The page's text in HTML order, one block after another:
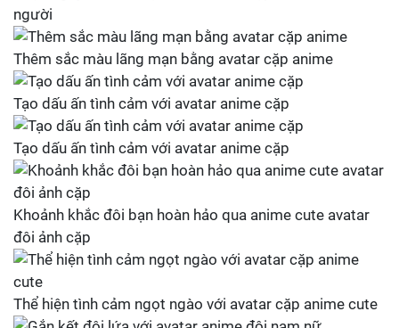
người
Thêm sắc màu lãng mạn bằng avatar cặp anime
Tạo dấu ấn tình cảm với avatar anime cặp
Tạo dấu ấn tình cảm với avatar anime cặp
Khoảnh khắc đôi bạn hoàn hảo qua anime cute avatar
đôi ảnh cặp
Thể hiện tình cảm ngọt ngào với avatar cặp anime cute